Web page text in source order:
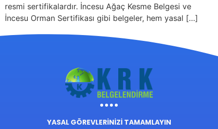
resmi sertifikalardır. İncesu Ağaç Kesme Belgesi ve
İncesu Orman Sertifikası gibi belgeler, hem yasal […]
YASAL GÖREVLERİNİZİ TAMAMLAYIN